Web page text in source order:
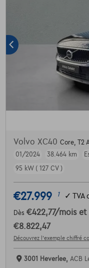
Volvo XC40 Core, T2
01/2024
38.464 km
95 kW ( 127 CV )
€27.999 1 ✓ TVA
Dès €422,77/mois et
€8.822,47
Découvrez l’exemple chiffré
3001 Heverlee, ACB